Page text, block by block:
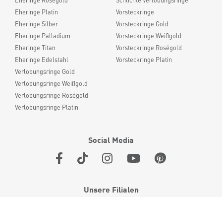
Eheringe Platin
Eheringe Silber
Eheringe Palladium
Eheringe Titan
Eheringe Edelstahl
Verlobungsringe Gold
Verlobungsringe Weißgold
Verlobungsringe Roségold
Verlobungsringe Platin
Vorsteckringe
Vorsteckringe Gold
Vorsteckringe Weißgold
Vorsteckringe Roségold
Vorsteckringe Platin
Social Media
Unsere Filialen